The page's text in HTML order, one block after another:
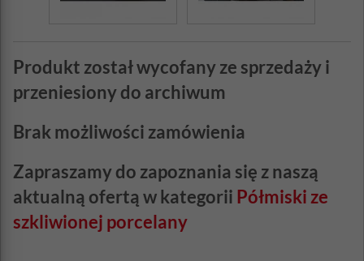
Produkt został wycofany ze sprzedaży i
przeniesiony do archiwum
Brak możliwości zamówienia
Zapraszamy do zapoznania się z naszą
aktualną ofertą w kategorii Półmiski ze
szkliwionej porcelany